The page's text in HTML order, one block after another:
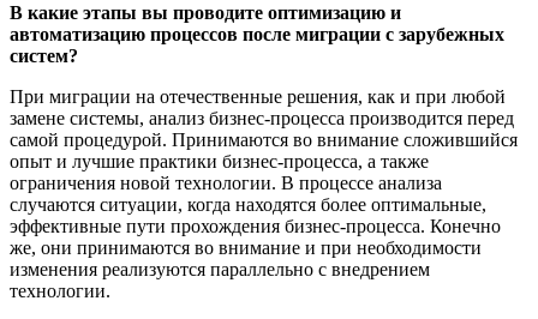
В какие этапы вы проводите оптимизацию и
автоматизацию процессов после миграции с зарубежных
систем?
При миграции на отечественные решения, как и при любой
замене системы, анализ бизнес-процесса производится перед
самой процедурой. Принимаются во внимание сложившийся
опыт и лучшие практики бизнес-процесса, а также
ограничения новой технологии. В процессе анализа
случаются ситуации, когда находятся более оптимальные,
эффективные пути прохождения бизнес-процесса. Конечно
же, они принимаются во внимание и при необходимости
изменения реализуются параллельно с внедрением
технологии.